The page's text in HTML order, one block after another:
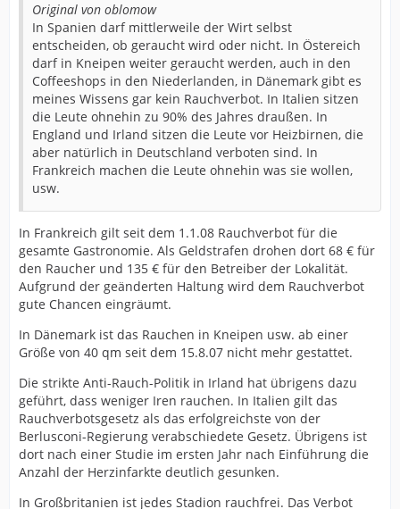
Original von oblomow
In Spanien darf mittlerweile der Wirt selbst
entscheiden, ob geraucht wird oder nicht. In Östereich
darf in Kneipen weiter geraucht werden, auch in den
Coffeeshops in den Niederlanden, in Dänemark gibt es
meines Wissens gar kein Rauchverbot. In Italien sitzen
die Leute ohnehin zu 90% des Jahres draußen. In
England und Irland sitzen die Leute vor Heizbirnen, die
aber natürlich in Deutschland verboten sind. In
Frankreich machen die Leute ohnehin was sie wollen,
usw.
In Frankreich gilt seit dem 1.1.08 Rauchverbot für die
gesamte Gastronomie. Als Geldstrafen drohen dort 68 € für
den Raucher und 135 € für den Betreiber der Lokalität.
Aufgrund der geänderten Haltung wird dem Rauchverbot
gute Chancen eingräumt.
In Dänemark ist das Rauchen in Kneipen usw. ab einer
Größe von 40 qm seit dem 15.8.07 nicht mehr gestattet.
Die strikte Anti-Rauch-Politik in Irland hat übrigens dazu
geführt, dass weniger Iren rauchen. In Italien gilt das
Rauchverbotsgesetz als das erfolgreichste von der
Berlusconi-Regierung verabschiedete Gesetz. Übrigens ist
dort nach einer Studie im ersten Jahr nach Einführung die
Anzahl der Herzinfarkte deutlich gesunken.
In Großbritanien ist jedes Stadion rauchfrei. Das Verbot